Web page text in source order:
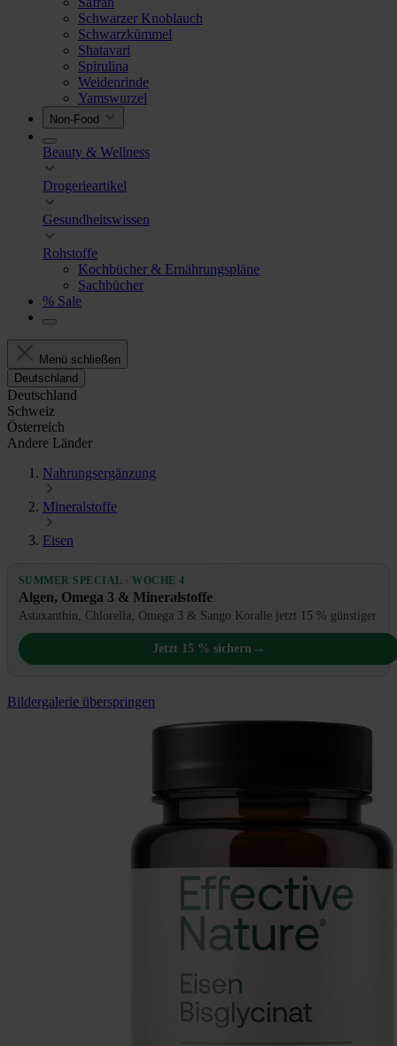
Schwarzer Knoblauch
Schwarzkümmel
Shatavari
Spirulina
Weidenrinde
Yamswurzel
Non-Food
Beauty & Wellness
Drogerieartikel
Gesundheitswissen
Rohstoffe
Kochbücher & Ernährungspläne
Sachbücher
% Sale
Menü schließen
Deutschland
Deutschland
Schweiz
Österreich
Andere Länder
Nahrungsergänzung
Mineralstoffe
Eisen
SUMMER SPECIAL · WOCHE 4
Algen, Omega 3 & Mineralstoffe
Astaxanthin, Chlorella, Omega 3 & Sango Koralle jetzt 15 % günstiger
Jetzt 15 % sichern →
Bildergalerie überspringen